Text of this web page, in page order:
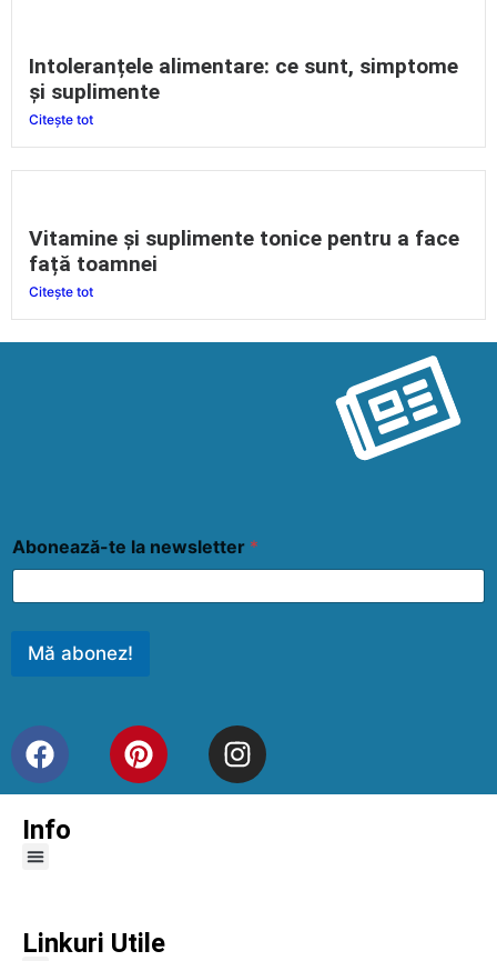
Intoleranțele alimentare: ce sunt, simptome
și suplimente
Citește tot
Vitamine și suplimente tonice pentru a face
față toamnei
Citește tot
Abonează-te la newsletter *
Mă abonez!
Info
Linkuri Utile